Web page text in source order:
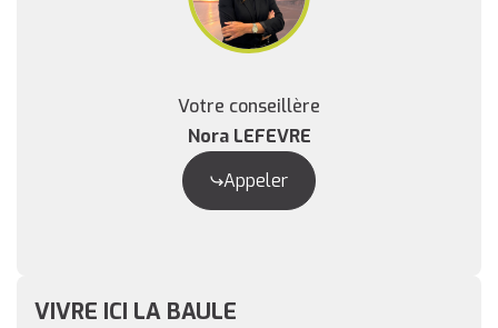
Votre conseillère
Nora LEFEVRE
Appeler
VIVRE ICI LA BAULE